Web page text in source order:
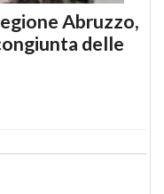
Abruzzo,
delle